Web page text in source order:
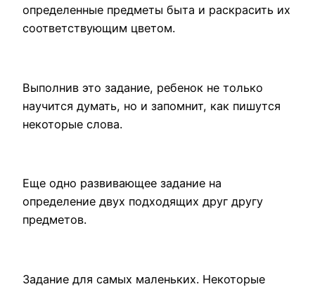
определенные предметы быта и раскрасить их
соответствующим цветом.
Выполнив это задание, ребенок не только
научится думать, но и запомнит, как пишутся
некоторые слова.
Еще одно развивающее задание на
определение двух подходящих друг другу
предметов.
Задание для самых маленьких. Некоторые